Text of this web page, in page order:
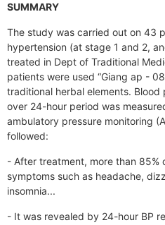
SUMMARY
The study was carried out on 43
hypertension (at stage 1 and 2,
treated in Dept of Traditional
patients were used “Giang ap -
traditional herbal elements.
over 24-hour period was
ambulatory pressure monitoring
followed:
- After treatment, more than 85%
symptoms such as headache,
insomnia...
- It was revealed by 24-hour BP